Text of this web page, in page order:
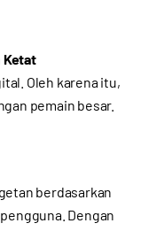
Ketat
Oleh karena itu,
pemain besar.
berdasarkan
Dengan